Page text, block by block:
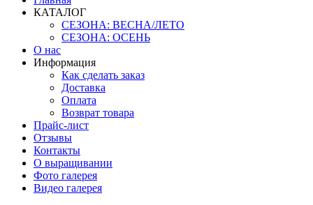
КАТАЛОГ
СЕЗОНА: ВЕСНА/ЛЕТО
СЕЗОНА: ОСЕНЬ
О нас
Информация
Как сделать заказ
Доставка
Оплата
Возврат товара
Прайс-лист
Отзывы
Контакты
О выращивании
Фото галерея
Видео галерея